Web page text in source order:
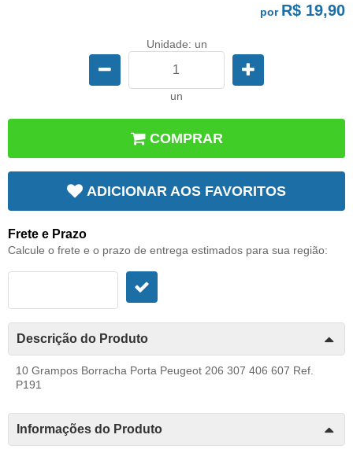
por R$ 19,90
Unidade: un
un
COMPRAR
ADICIONAR AOS FAVORITOS
Frete e Prazo
Calcule o frete e o prazo de entrega estimados para sua região:
Descrição do Produto
10 Grampos Borracha Porta Peugeot 206 307 406 607 Ref.
P191
Informações do Produto